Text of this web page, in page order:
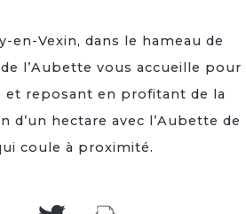
en-Vexin, dans le hameau de
l’Aubette vous accueille pour
et reposant en profitant de la
d’un hectare avec l’Aubette de
coule à proximité.